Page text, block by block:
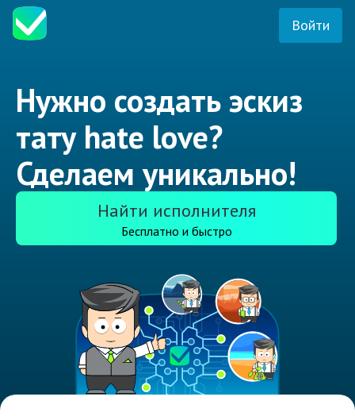
Войти
Нужно создать эскиз
тату hate love?
Сделаем уникально!
Найти исполнителя
Бесплатно и быстро